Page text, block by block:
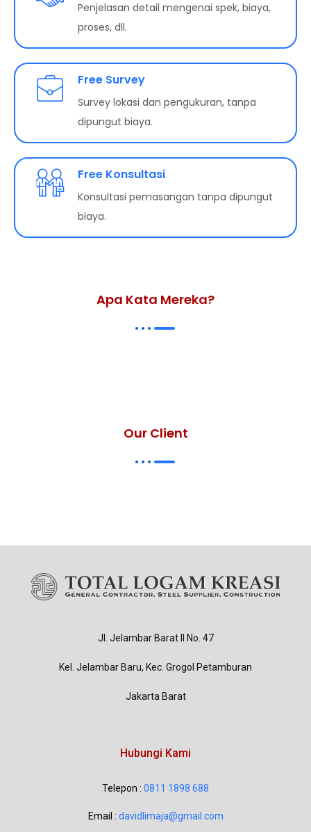
Penjelasan detail mengenai spek, biaya,
proses, dll.
Free Survey
Survey lokasi dan pengukuran, tanpa
dipungut biaya.
Free Konsultasi
Konsultasi pemasangan tanpa dipungut
biaya.
Apa Kata Mereka?
Our Client
Jl. Jelambar Barat II No. 47
Kel. Jelambar Baru, Kec. Grogol Petamburan
Jakarta Barat
Hubungi Kami
Telepon : 0811 1898 688
Email : davidlimaja@gmail.com